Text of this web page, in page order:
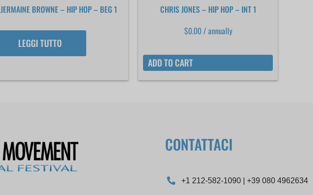
JERMAINE BROWNE – HIP HOP – BEG 1
LEGGI TUTTO
CHRIS JONES – HIP HOP – INT 1
$0.00 / annually
ADD TO CART
CONTATTACI
+1 212-582-1090 | +39 080 4962634